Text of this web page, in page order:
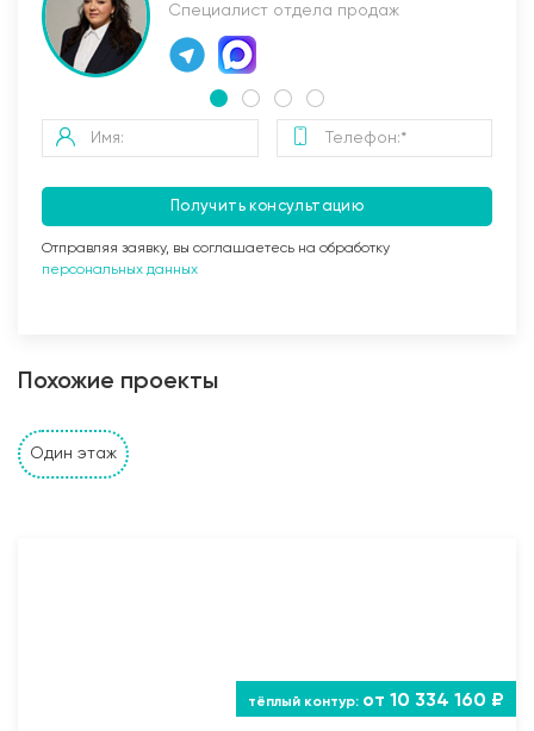
Стены и перегородки дома
1. Наружные и внутренние несущие стены выполнены
12 AIII, поперечные каркасы из арматуры 6 AI) под
опирание межэтажных плит перекрытия и
Специалист отдела продаж
Получить консультацию
Отправляя заявку, вы соглашаетесь на обработку
персональных данных
Похожие проекты
Один этаж
от 10 334 160 ₽